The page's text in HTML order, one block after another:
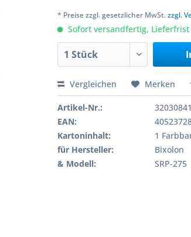
* Preise zzgl. gesetzlicher MwSt.zzgl.
Sofort versandfertig, Lieferfrist
Vergleichen Merken
Artikel-Nr.:
EAN:
Kartoninhalt:
1
für Hersteller:
Bixolon
& Modell:
SRP-275